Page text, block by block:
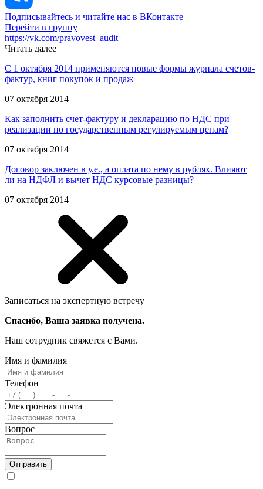
Подписывайтесь и читайте нас в ВКонтакте
Перейти в группу
https://vk.com/pravovest_audit
Читать далее
С 1 октября 2014 применяются новые формы журнала счетов-
фактур, книг покупок и продаж
07 октября 2014
Как заполнить счет-фактуру и декларацию по НДС при
реализации по государственным регулируемым ценам?
07 октября 2014
Договор заключен в у.е., а оплата по нему в рублях. Влияют
ли на НДФЛ и вычет НДС курсовые разницы?
07 октября 2014
Записаться на экспертную встречу
Спасибо, Ваша заявка получена.
Наш сотрудник свяжется с Вами.
Имя и фамилия
Телефон
Электронная почта
Вопрос
Отправить